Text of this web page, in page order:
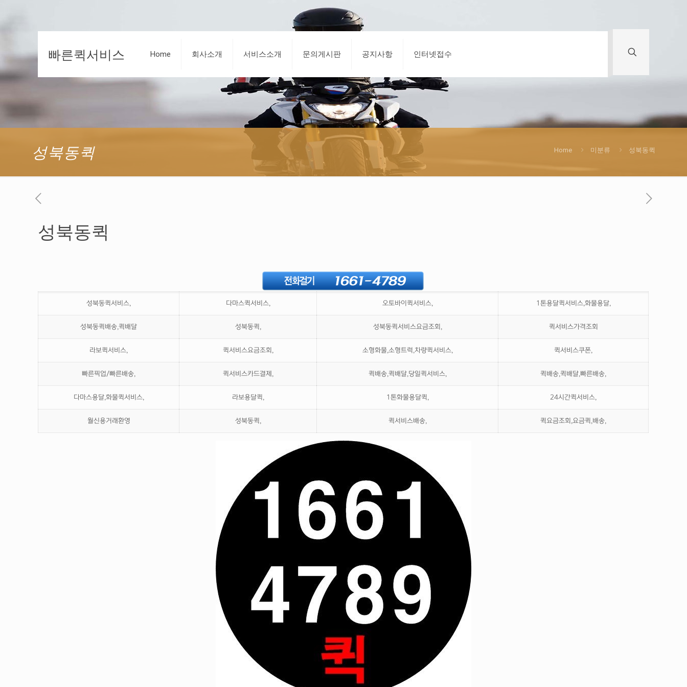
빠른퀵서비스 Home 회사소개 서비스소개 문의게시판 공지사항 인터넷접수
성북동퀵 Home 미분류 성북동퀵
성북동퀵
성북동퀵서비스, 다마스퀵서비스, 오토바이퀵서비스, 1톤용달퀵서비스,화물용달,
성북동퀵배송,퀵배달 성북동퀵, 성북동퀵서비스요금조회, 퀵서비스가격조회
라보퀵서비스, 퀵서비스요금조회, 소형화물,소형트럭,차량퀵서비스, 퀵서비스쿠폰,
빠른픽업/빠른배송, 퀵서비스카드결제, 퀵배송,퀵배달,당일퀵서비스, 퀵배송,퀵배달,빠른배송,
다마스용달,화물퀵서비스, 라보용달퀵, 1톤화물용달퀵, 24시간퀵서비스,
월신용거래환영 성북동퀵, 퀵서비스배송, 퀵요금조회,요금퀵,배송,